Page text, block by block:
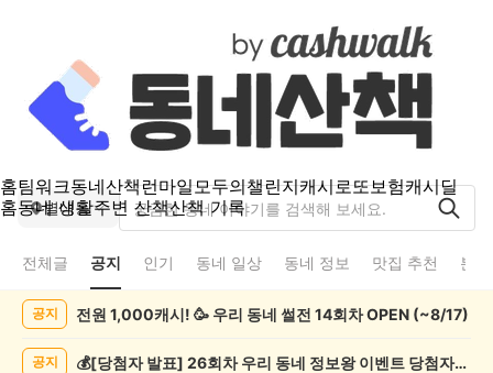
홈팀워크동네산책런마일모두의챌린지캐시로또보험캐시딜
홈동네 생활주변 산책산책 기록
별내동
전체글 공지 인기 동네 일상 동네 정보 맛집 추천 분
공지 전원 1,000캐시! 🥳 우리 동네 썰전 14회차 OPEN (~8/17)
공지 💰[당첨자 발표] 26회차 우리 동네 정보왕 이벤트 당첨자를 발표합니다!